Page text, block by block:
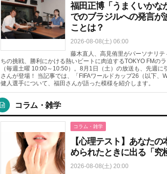
福田正博「うまくいかな
でのブラジルへの発言が
ことは？
2026-08-08(土) 06:00
藤木直人、高見侑里がパーソナリ
ちの挑戦、勝利にかける熱いビートに肉迫するTOKYO FMの
（毎週土曜 10:00～10:50）。8月1日（土）の放送も、先週
さんが登場！ 当記事では、「FIFAワールドカップ26（以下
健人選手について、福田さんが語った模様を紹介します。
コラム・雑学
コラム・雑学
【心理テスト】あなた
められたときに出る「究
2026-08-08(土) 20:00